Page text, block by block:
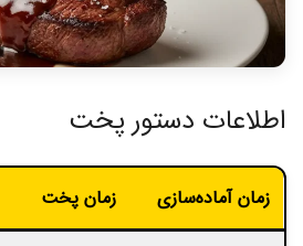
اطلاعات دستور پخت
زمان آماده‌سازی زمان پخت